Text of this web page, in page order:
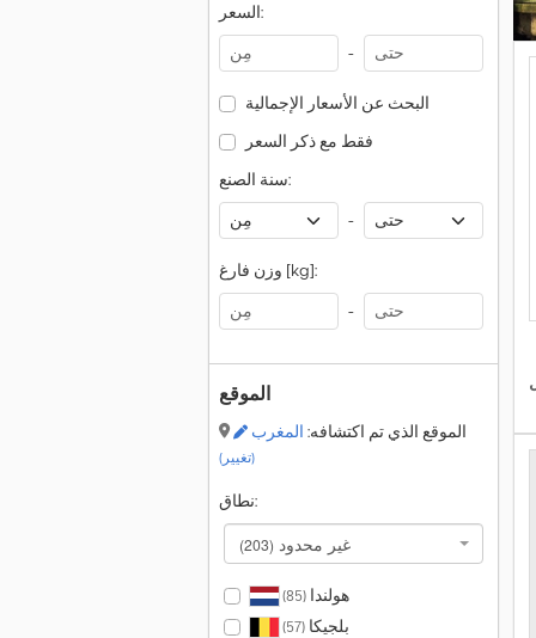
السعر:
-
البحث عن الأسعار الإجمالية
فقط مع ذكر السعر
سنة الصنع:
-
وزن فارغ [kg]:
-
الموقع
الموقع الذي تم اكتشافه: المغرب
(تغيير)
نطاق:
غير محدود (203)
هولندا(85)
بلجيكا(57)